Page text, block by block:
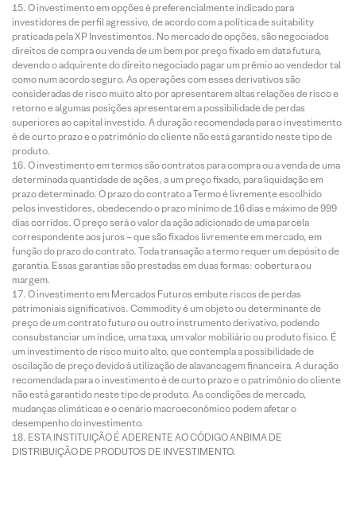
O investimento em opções é preferencialmente indicado para
investidores de perfil agressivo, de acordo com a política de suitability
praticada pela XP Investimentos. No mercado de opções, são negociados
direitos de compra ou venda de um bem por preço fixado em data futura,
devendo o adquirente do direito negociado pagar um prêmio ao vendedor tal
como num acordo seguro. As operações com esses derivativos são
consideradas de risco muito alto por apresentarem altas relações de risco e
retorno e algumas posições apresentarem a possibilidade de perdas
superiores ao capital investido. A duração recomendada para o investimento
é de curto prazo e o patrimônio do cliente não está garantido neste tipo de
produto.
O investimento em termos são contratos para compra ou a venda de uma
determinada quantidade de ações, a um preço fixado, para liquidação em
prazo determinado. O prazo do contrato a Termo é livremente escolhido
pelos investidores, obedecendo o prazo mínimo de 16 dias e máximo de 999
dias corridos. O preço será o valor da ação adicionado de uma parcela
correspondente aos juros – que são fixados livremente em mercado, em
função do prazo do contrato. Toda transação a termo requer um depósito de
garantia. Essas garantias são prestadas em duas formas: cobertura ou
margem.
O investimento em Mercados Futuros embute riscos de perdas
patrimoniais significativos. Commodity é um objeto ou determinante de
preço de um contrato futuro ou outro instrumento derivativo, podendo
consubstanciar um índice, uma taxa, um valor mobiliário ou produto físico. É
um investimento de risco muito alto, que contempla a possibilidade de
oscilação de preço devido à utilização de alavancagem financeira. A duração
recomendada para o investimento é de curto prazo e o patrimônio do cliente
não está garantido neste tipo de produto. As condições de mercado,
mudanças climáticas e o cenário macroeconômico podem afetar o
desempenho do investimento.
ESTA INSTITUIÇÃO É ADERENTE AO CÓDIGO ANBIMA DE
DISTRIBUIÇÃO DE PRODUTOS DE INVESTIMENTO.